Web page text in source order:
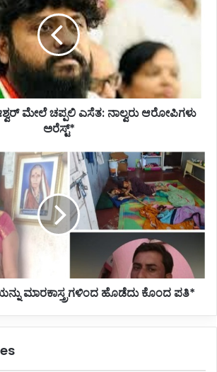
ಮೇಲೆ ಚಪ್ಪಲಿ ಎಸೆತ: ನಾಲ್ವರು ಆರೋಪಿಗಳು
ಅರೆಸ್ಟ್*
ಮಾರಕಾಸ್ತ್ರಗಳಿಂದ ಹೊಡೆದು ಕೊಂದ ಪತಿ*